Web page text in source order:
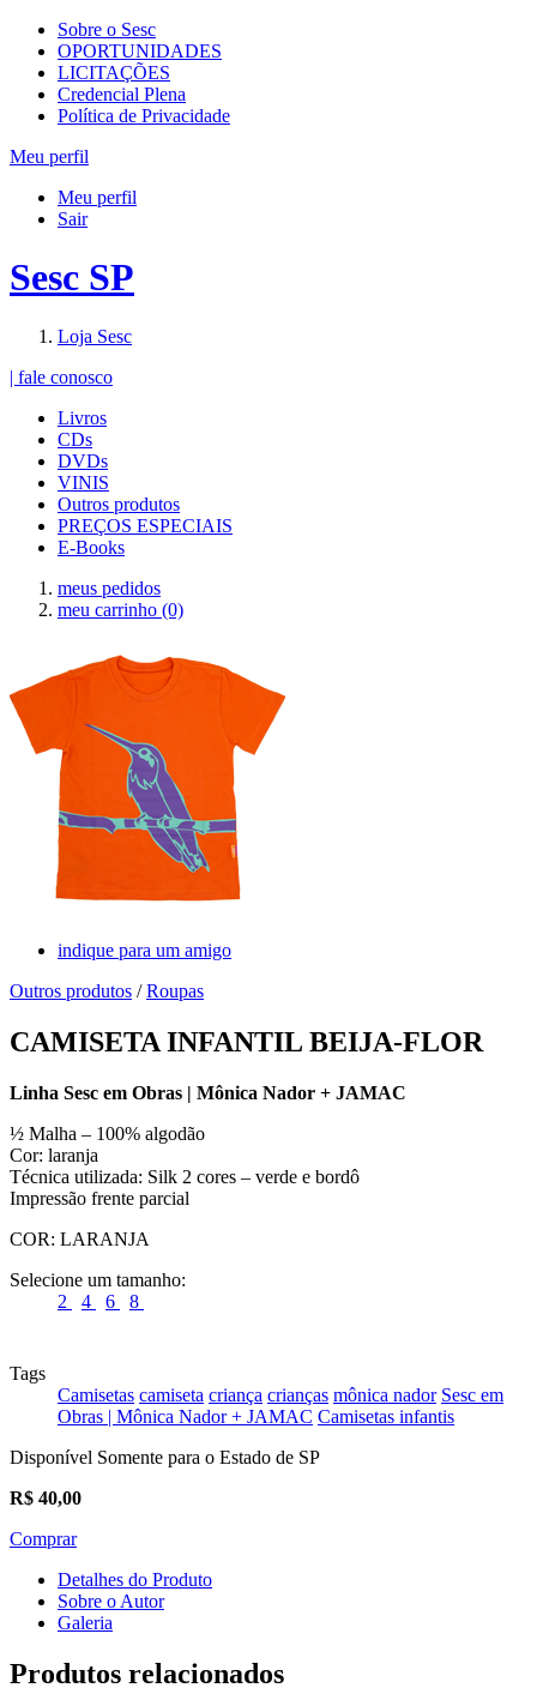
Sobre o Sesc
OPORTUNIDADES
LICITAÇÕES
Credencial Plena
Política de Privacidade
Meu perfil
Meu perfil
Sair
Sesc SP
Loja Sesc
| fale conosco
Livros
CDs
DVDs
VINIS
Outros produtos
PREÇOS ESPECIAIS
E-Books
meus pedidos
meu carrinho (0)
indique para um amigo
Outros produtos /Roupas
CAMISETA INFANTIL BEIJA-FLOR
Linha Sesc em Obras | Mônica Nador + JAMAC
½ Malha – 100% algodão
Cor: laranja
Técnica utilizada: Silk 2 cores – verde e bordô
Impressão frente parcial
COR: LARANJA
Selecione um tamanho:
2
4 6 8
Tags
Camisetas camiseta criança crianças mônica nador Sesc em
Obras | Mônica Nador + JAMAC Camisetas infantis
Disponível Somente para o Estado de SP
R$ 40,00
Comprar
Detalhes do Produto
Sobre o Autor
Galeria
Produtos relacionados